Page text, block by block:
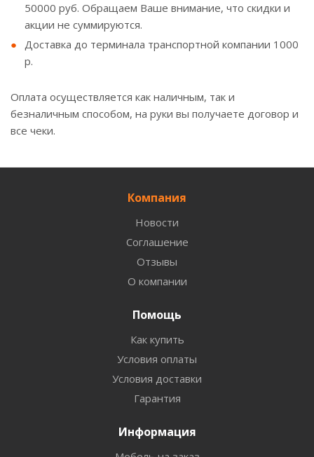
50000 руб. Обращаем Ваше внимание, что скидки и
акции не суммируются.
Доставка до терминала транспортной компании 1000
р.
Оплата осуществляется как наличным, так и
безналичным способом, на руки вы получаете договор и
все чеки.
Компания
Новости
Соглашение
Отзывы
О компании
Помощь
Как купить
Условия оплаты
Условия доставки
Гарантия
Информация